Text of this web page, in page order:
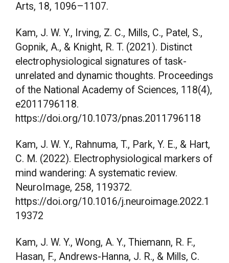
Arts, 18, 1096–1107.
Kam, J. W. Y., Irving, Z. C., Mills, C., Patel, S.,
Gopnik, A., & Knight, R. T. (2021). Distinct
electrophysiological signatures of task-
unrelated and dynamic thoughts. Proceedings
of the National Academy of Sciences, 118(4),
e2011796118.
https://doi.org/10.1073/pnas.2011796118
Kam, J. W. Y., Rahnuma, T., Park, Y. E., & Hart,
C. M. (2022). Electrophysiological markers of
mind wandering: A systematic review.
NeuroImage, 258, 119372.
https://doi.org/10.1016/j.neuroimage.2022.1
19372
Kam, J. W. Y., Wong, A. Y., Thiemann, R. F.,
Hasan, F., Andrews-Hanna, J. R., & Mills, C.